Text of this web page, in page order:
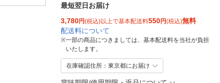
最短翌日お届け
3,780円(税込)以上で基本配送料550円(税込)無料
配送料について
※一部の商品につきましては、基本配送料を当社が負担
いたします。
在庫確認住所：東京都にお届け